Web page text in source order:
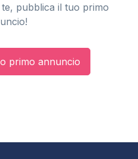
pubblica il tuo primo
primo annuncio